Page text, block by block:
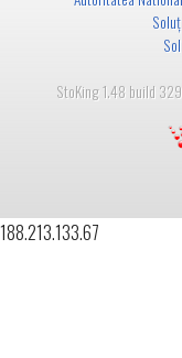
StoKing 1.48 build
188.213.133.67